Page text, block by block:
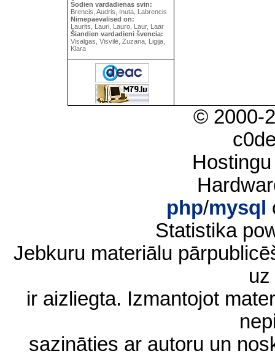
Šodien vardadienas svin:
Brencis, Audris, Inuta, Labrencis
Nimepaevalised on:
Laurits, Lauri, Lauro, Laur, Laar
Šiandien vardadieni švencia:
Visalgas, Visvilė, Zuzana, Ligija,
Klara
© 2000-
php/mysql
Statistika
Jebkuru materiālu
ir aizliegta. Izmantojot
sazināties ar autoru un